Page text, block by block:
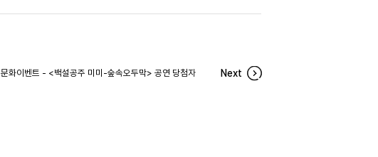
문화이벤트 - <백설공주 미미-숲속오두막> 공연 당첨자 Next